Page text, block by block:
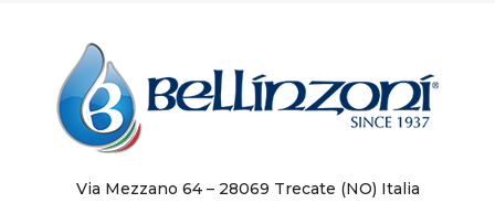
Via Mezzano 64 – 28069 Trecate (NO) Italia